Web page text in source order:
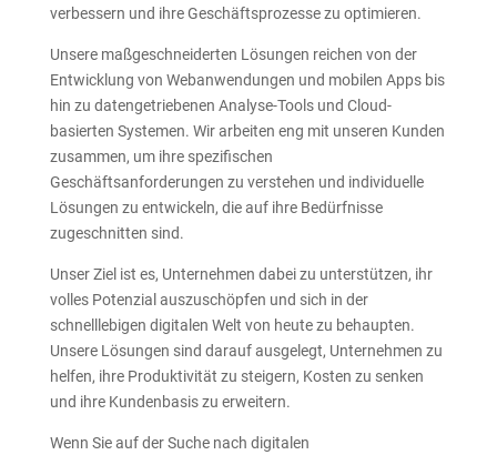
verbessern und ihre Geschäftsprozesse zu optimieren.
Unsere maßgeschneiderten Lösungen reichen von der
Entwicklung von Webanwendungen und mobilen Apps bis
hin zu datengetriebenen Analyse-Tools und Cloud-
basierten Systemen. Wir arbeiten eng mit unseren Kunden
zusammen, um ihre spezifischen
Geschäftsanforderungen zu verstehen und individuelle
Lösungen zu entwickeln, die auf ihre Bedürfnisse
zugeschnitten sind.
Unser Ziel ist es, Unternehmen dabei zu unterstützen, ihr
volles Potenzial auszuschöpfen und sich in der
schnelllebigen digitalen Welt von heute zu behaupten.
Unsere Lösungen sind darauf ausgelegt, Unternehmen zu
helfen, ihre Produktivität zu steigern, Kosten zu senken
und ihre Kundenbasis zu erweitern.
Wenn Sie auf der Suche nach digitalen